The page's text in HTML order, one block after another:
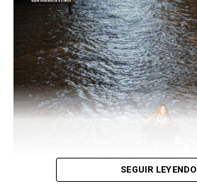
SEGUIR LEYENDO